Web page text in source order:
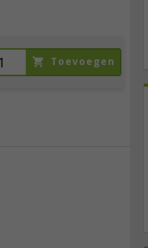
Toevoegen